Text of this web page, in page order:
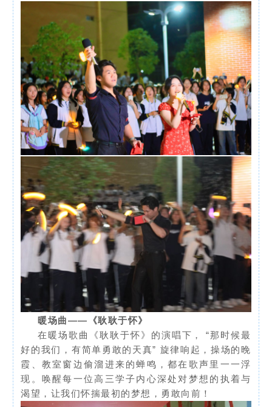
暖场曲——《耿耿于怀》
在暖场歌曲《耿耿于怀》的演唱下， “那时候最
好的我们，有简单勇敢的天真” 旋律响起，操场的晚
霞、教室窗边偷溜进来的蝉鸣，都在歌声里一一浮
现。唤醒每一位高三学子内心深处对梦想的执着与
渴望，让我们怀揣最初的梦想，勇敢向前！